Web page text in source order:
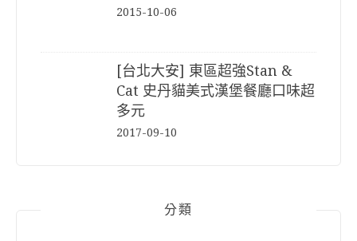
2015-10-06
[台北大安] 東區超強Stan &
Cat 史丹貓美式漢堡餐廳口味超
多元
2017-09-10
分類